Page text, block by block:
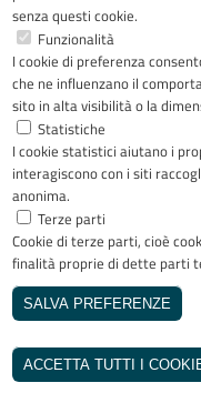
senza questi cookie.
Funzionalità
I cookie di preferenza
che ne influenzano il
sito in alta visibilità o la
Statistiche
I cookie statistici aiutano i
interagiscono con i siti
anonima.
Terze parti
Cookie di terze parti, cioè
finalità proprie di dette parti
SALVA PREFERENZE
ACCETTA TUTTI I
Copyright ©
Giovanni XXIII -
Bergamo -